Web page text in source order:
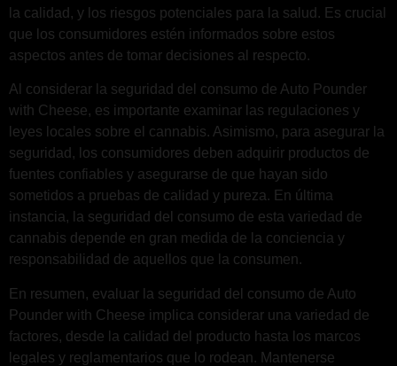
la calidad, y los riesgos potenciales para la salud. Es crucial
que los consumidores estén informados sobre estos
aspectos antes de tomar decisiones al respecto.
Al considerar la seguridad del consumo de Auto Pounder
with Cheese, es importante examinar las regulaciones y
leyes locales sobre el cannabis. Asimismo, para asegurar la
seguridad, los consumidores deben adquirir productos de
fuentes confiables y asegurarse de que hayan sido
sometidos a pruebas de calidad y pureza. En última
instancia, la seguridad del consumo de esta variedad de
cannabis depende en gran medida de la conciencia y
responsabilidad de aquellos que la consumen.
En resumen, evaluar la seguridad del consumo de Auto
Pounder with Cheese implica considerar una variedad de
factores, desde la calidad del producto hasta los marcos
legales y reglamentarios que lo rodean. Mantenerse